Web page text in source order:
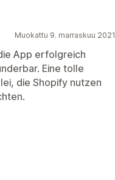
Muokattu 9. marraskuu 2021
App erfolgreich
Eine tolle
die Shopify nutzen